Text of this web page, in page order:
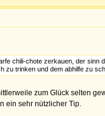
chili-chote zerkauen, der sinn
zu trinken und dem abhilfe zu
zum Glück selten
ein sehr nützlicher Tip.